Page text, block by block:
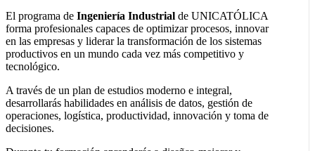
El programa de Ingeniería Industrial de UNICATÓLICA
forma profesionales capaces de optimizar procesos, innovar
en las empresas y liderar la transformación de los sistemas
productivos en un mundo cada vez más competitivo y
tecnológico.
A través de un plan de estudios moderno e integral,
desarrollarás habilidades en análisis de datos, gestión de
operaciones, logística, productividad, innovación y toma de
decisiones.